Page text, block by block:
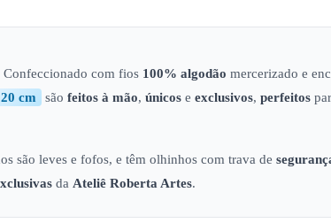
com fios 100% algodão mercerizado e
20 cm são feitos à mão, únicos e exclusivos, perfeitos
são leves e fofos, e têm olhinhos com trava de
da Ateliê Roberta Artes.